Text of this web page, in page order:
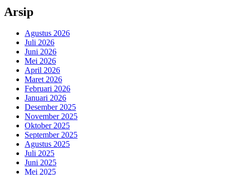
Arsip
Agustus 2026
Juli 2026
Juni 2026
Mei 2026
April 2026
Maret 2026
Februari 2026
Januari 2026
Desember 2025
November 2025
Oktober 2025
September 2025
Agustus 2025
Juli 2025
Juni 2025
Mei 2025